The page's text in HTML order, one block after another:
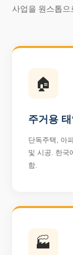
사업을 원스톱으
🏠
주거용
단독주택, 아
및 시공. 한국
함.
🏭